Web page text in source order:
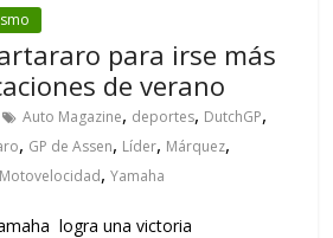
para irse más
de verano
Auto Magazine, deportes, DutchGP,
, GP de Assen, Líder, Márquez,
Motovelocidad,Yamaha
logra una victoria